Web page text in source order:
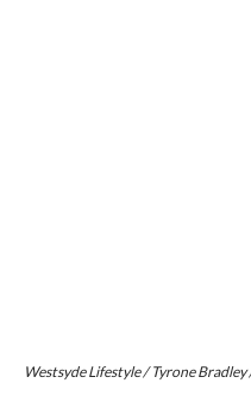
Westsyde Lifestyle / Tyrone